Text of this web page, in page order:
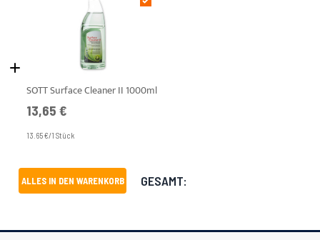
SOTT Surface Cleaner II 1000ml
13,65 €
13.65 €/1 Stück
ALLES IN DEN WARENKORB GESAMT: